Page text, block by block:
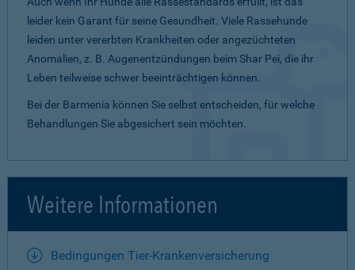
leider kein Garant für seine Gesundheit. Viele Rassehunde
leiden unter vererbten Krankheiten oder angezüchteten
Anomalien, z. B. Augenentzündungen beim Shar Pei, die ihr
Leben teilweise schwer beeinträchtigen können.
Bei der Barmenia können Sie selbst entscheiden, für welche
Behandlungen Sie abgesichert sein möchten.
Weitere Informationen
Bedingungen Tier-Krankenversicherung